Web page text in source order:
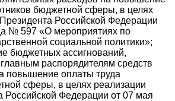
бюджетной сферы, в целях
Российской Федерации
№ 597 «О мероприятиях по
социальной политики»;
бюджетных ассигнований,
распорядителям средств
повышение оплаты труда
сферы, в целях реализации
Российской Федерации от 07 мая